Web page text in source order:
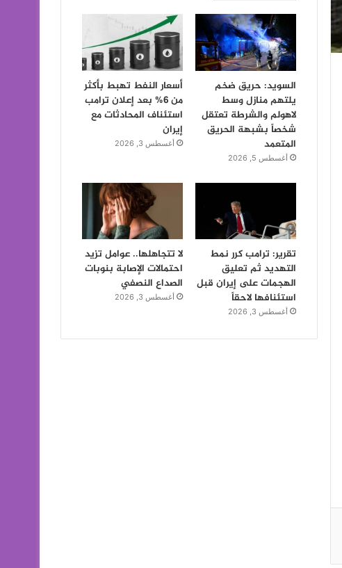
السويد: حريق ضخم
يلتهم منازل وسط
لاهولم والشرطة تعتقل
شخصاً بشبهة الحريق
المتعمد
أغسطس 5, 2026
أسعار النفط تهبط بأكثر
من 6% بعد إعلان ترامب
استئناف المحادثات مع
إيران
أغسطس 3, 2026
تقرير: ترامب كرر نمط
التهديد ثم تعليق
الهجمات على إيران قبل
استئنافها لاحقاً
أغسطس 3, 2026
لا تتجاهلها.. عوامل تزيد
احتمالات الإصابة بنوبات
الصداع النصفي
أغسطس 3, 2026